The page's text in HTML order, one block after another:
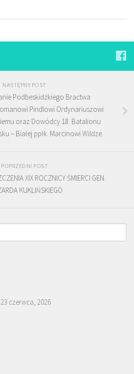
NASTĘPNY POST
Podbeskidzkiego Bractwa
Pindlowi Ordynariuszowi
oraz Dowódcy 18. Batalionu
– Białej ppłk. Marcinowi Wildze.
POPRZEDNI POST
XIX ROCZNICY ŚMIERCI GEN.
KUKLIŃSKIEGO
23 czerwca, 2026